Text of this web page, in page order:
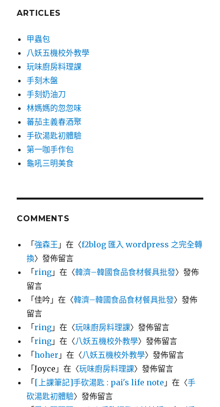
ARTICLES
甲蟲包
八妖五機校外教學
玩味廚房料理課
手刻木盤
手刻奶油刀
林媽媽的忽忽味
蕃茄主義春酒聚
手砍湯匙初體驗
第一咖手作包
龜吼三明美食
COMMENTS
「強森王 」在〈f2blog 匯入 wordpress 之完全轉
換〉發佈留言
「ring 」在〈韓濟–韓國食品食材餐具批發〉發佈
留言
「佳吟 」在〈韓濟–韓國食品食材餐具批發〉發佈
留言
「ring 」在〈玩味廚房料理課〉發佈留言
「ring 」在〈八妖五機校外教學〉發佈留言
「hoher 」在〈八妖五機校外教學〉發佈留言
「Joyce 」在〈玩味廚房料理課〉發佈留言
「[上課筆記]手砍湯匙 : pai's life note 」在〈手
砍湯匙初體驗〉發佈留言